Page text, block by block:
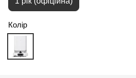
Колір